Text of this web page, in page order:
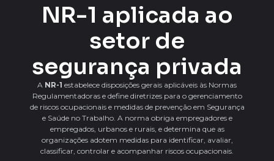
NR-1 aplicada ao
setor de
segurança privada
A NR-1 estabelece disposições gerais aplicáveis às Normas
Regulamentadoras e define diretrizes para o gerenciamento
de riscos ocupacionais e medidas de prevenção em Segurança
e Saúde no Trabalho. A norma obriga empregadores e
empregados, urbanos e rurais, e determina que as
organizações adotem medidas para identificar, avaliar,
classificar, controlar e acompanhar riscos ocupacionais.